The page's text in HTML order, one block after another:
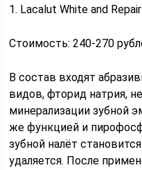
1. Lacalut White and
Стоимость: 240-270
В состав входят
видов, фторид натрия,
минерализации зубной
же функцией и
зубной налёт
удаляется. После